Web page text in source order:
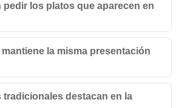
pedir los platos que aparecen en
la misma presentación
tradicionales destacan en la